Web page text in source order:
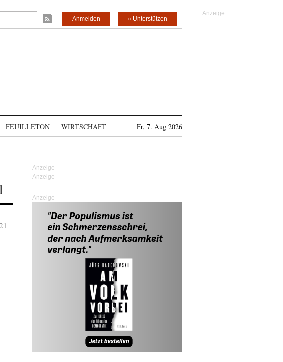
» Unterstützen
Anmelden
FEUILLETON WIRTSCHAFT Fr, 7. Aug 2026
Anzeige